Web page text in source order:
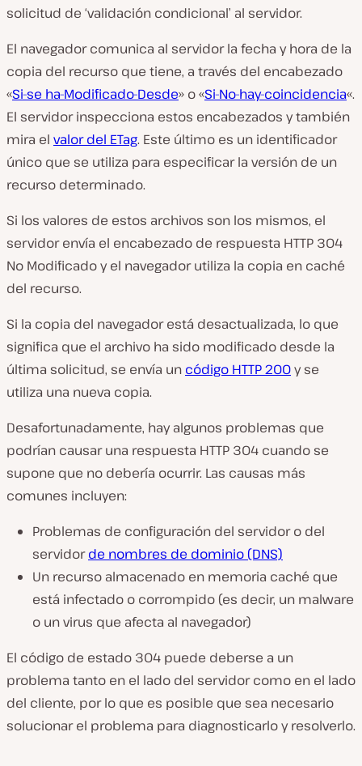
e
solicitud de ‘validación condicional’ al servidor.
El navegador comunica al servidor la fecha y hora de la
copia del recurso que tiene, a través del encabezado
«Si-se ha-Modificado-Desde» o «Si-No-hay-coincidencia«.
El servidor inspecciona estos encabezados y también
mira el valor del ETag. Este último es un identificador
único que se utiliza para especificar la versión de un
recurso determinado.
Si los valores de estos archivos son los mismos, el
servidor envía el encabezado de respuesta HTTP 304
No Modificado y el navegador utiliza la copia en caché
del recurso.
Si la copia del navegador está desactualizada, lo que
significa que el archivo ha sido modificado desde la
última solicitud, se envía un código HTTP 200y se
utiliza una nueva copia.
Desafortunadamente, hay algunos problemas que
podrían causar una respuesta HTTP 304 cuando se
supone que no debería ocurrir. Las causas más
comunes incluyen:
Problemas de configuración del servidor o del
servidorde nombres de dominio (DNS)
Un recurso almacenado en memoria caché que
está infectado o corrompido (es decir, un malware
o un virus que afecta al navegador)
El código de estado 304 puede deberse a un
problema tanto en el lado del servidor como en el lado
del cliente, por lo que es posible que sea necesario
solucionar el problema para diagnosticarlo y resolverlo.